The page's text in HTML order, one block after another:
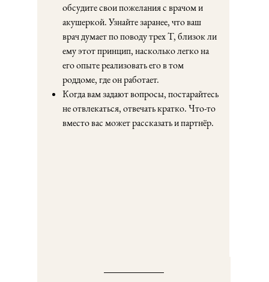
обсудите свои пожелания с врачом и
акушеркой. Узнайте заранее, что ваш
врач думает по поводу трех Т, близок ли
ему этот принцип, насколько легко на
его опыте реализовать его в том
роддоме, где он работает.
Когда вам задают вопросы, постарайтесь
не отвлекаться, отвечать кратко. Что-то
вместо вас может рассказать и партнёр.